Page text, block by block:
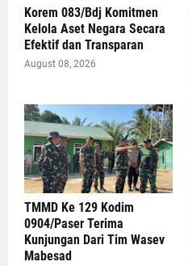
Korem 083/Bdj Komitmen
Kelola Aset Negara Secara
Efektif dan Transparan
August 08, 2026
TMMD Ke 129 Kodim
0904/Paser Terima
Kunjungan Dari Tim Wasev
Mabesad